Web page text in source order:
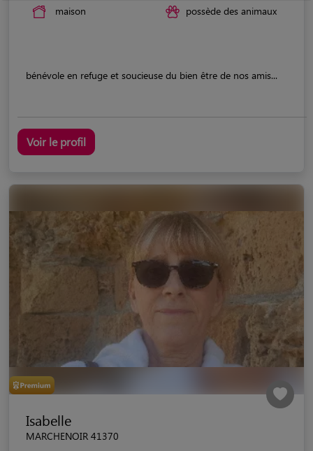
maison possède des animaux
bénévole en refuge et soucieuse du bien être de nos amis...
Voir le profil
Isabelle
MARCHENOIR 41370